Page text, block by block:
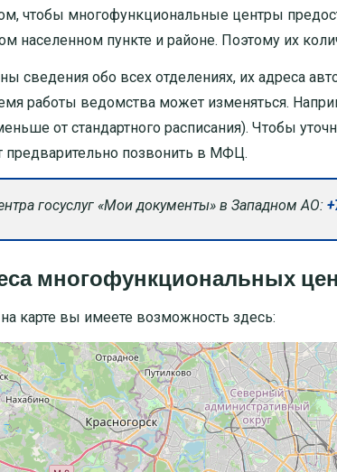
чтобы многофункциональные центры
населенном пункте и районе. Поэтому их
сведения обо всех отделениях, их адреса
работы ведомства может изменяться.
от стандартного расписания). Чтобы
предварительно позвонить в МФЦ.
госуслуг «Мои документы» в Западном АО:
многофункциональных
карте вы имеете возможность здесь: